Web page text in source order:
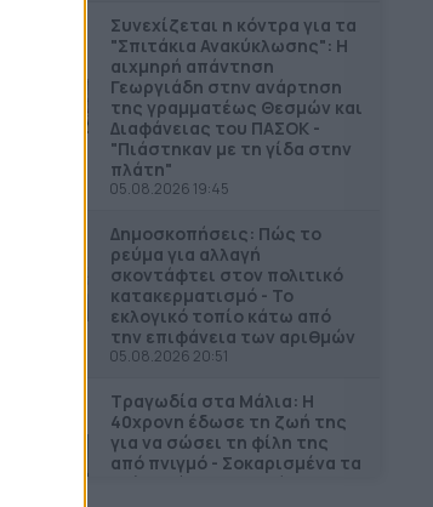
Συνεχίζεται η κόντρα για τα
"Σπιτάκια Ανακύκλωσης": Η
αιχμηρή απάντηση
Γεωργιάδη στην ανάρτηση
της γραμματέως Θεσμών και
Διαφάνειας του ΠΑΣΟΚ -
"Πιάστηκαν με τη γίδα στην
πλάτη"
05.08.2026 19:45
Δημοσκοπήσεις: Πώς το
ρεύμα για αλλαγή
σκοντάφτει στον πολιτικό
κατακερματισμό - Το
εκλογικό τοπίο κάτω από
την επιφάνεια των αριθμών
05.08.2026 20:51
Τραγωδία στα Μάλια: Η
40χρονη έδωσε τη ζωή της
για να σώσει τη φίλη της
από πνιγμό - Σοκαρισμένα τα
τρία ανήλικα παιδιά